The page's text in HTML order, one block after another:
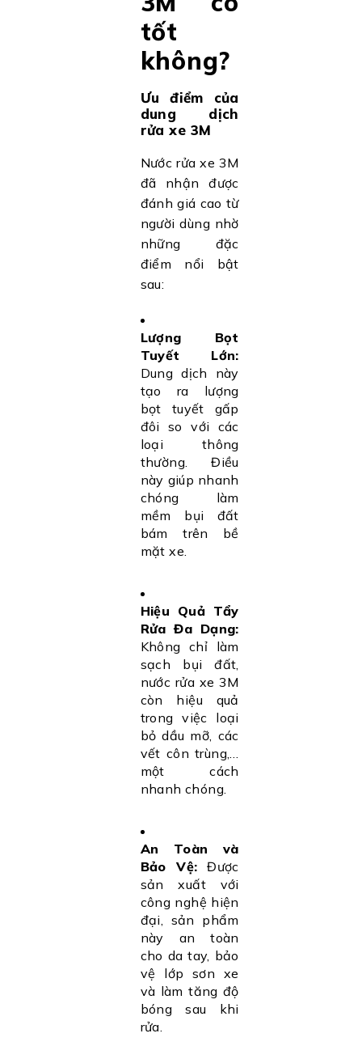
tốt
không?
Ưu điểm của
dung dịch
rửa xe 3M
Nước rửa xe 3M
đã nhận được
đánh giá cao từ
người dùng nhờ
những đặc
điểm nổi bật
sau:
Lượng Bọt
Tuyết Lớn:
Dung dịch này
tạo ra lượng
bọt tuyết gấp
đôi so với các
loại thông
thường. Điều
này giúp nhanh
chóng làm
mềm bụi đất
bám trên bề
mặt xe.
Hiệu Quả Tẩy
Rửa Đa Dạng:
Không chỉ làm
sạch bụi đất,
nước rửa xe 3M
còn hiệu quả
trong việc loại
bỏ dầu mỡ, các
vết côn trùng,…
một cách
nhanh chóng.
An Toàn và
Bảo Vệ: Được
sản xuất với
công nghệ hiện
đại, sản phẩm
này an toàn
cho da tay, bảo
vệ lớp sơn xe
và làm tăng độ
bóng sau khi
rửa.